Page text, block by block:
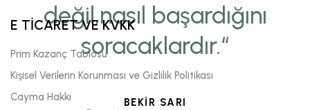
değil,nasıl başardığını
soracaklardır.“
BEKİR SARI
E TİCARET VE KVKK
Prim Kazanç Tablosu
Kişisel Verilerin Korunması ve Gizlilik Politikası
Cayma Hakkı